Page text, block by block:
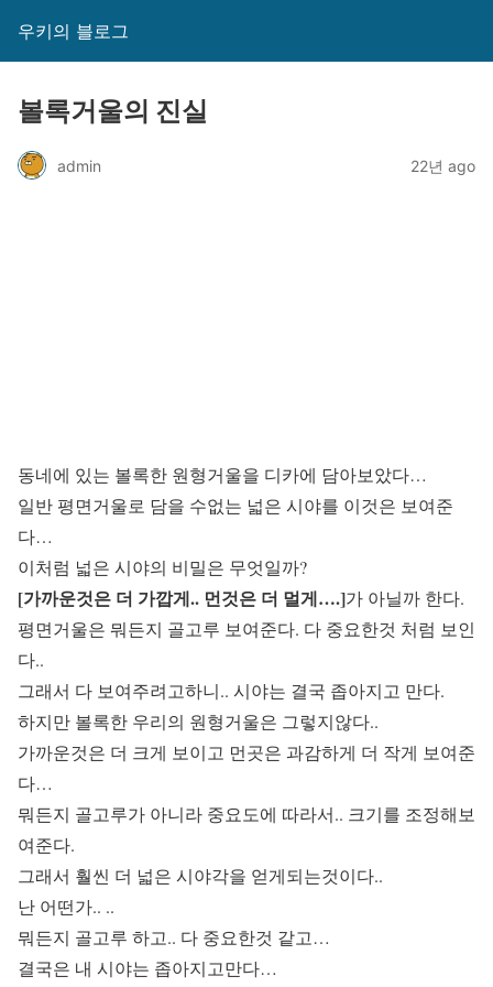
우키의 블로그
볼록거울의 진실
admin 22년 ago
동네에 있는 볼록한 원형거울을 디카에 담아보았다…
일반 평면거울로 담을 수없는 넓은 시야를 이것은 보여준
다…
이처럼 넓은 시야의 비밀은 무엇일까?
[가까운것은 더 가깝게.. 먼것은 더 멀게….]가 아닐까 한다.
평면거울은 뭐든지 골고루 보여준다. 다 중요한것 처럼 보인
다..
그래서 다 보여주려고하니.. 시야는 결국 좁아지고 만다.
하지만 볼록한 우리의 원형거울은 그렇지않다..
가까운것은 더 크게 보이고 먼곳은 과감하게 더 작게 보여준
다…
뭐든지 골고루가 아니라 중요도에 따라서.. 크기를 조정해보
여준다.
그래서 훨씬 더 넓은 시야각을 얻게되는것이다..
난 어떤가.. ..
뭐든지 골고루 하고.. 다 중요한것 같고…
결국은 내 시야는 좁아지고만다…